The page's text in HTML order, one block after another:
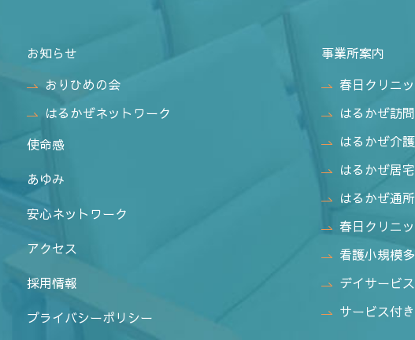
お知らせ
おりひめの会
はるかぜネットワーク
使命感
あゆみ
安心ネットワーク
アクセス
採用情報
プライバシーポリシー
事業所案内
春日クリニ
はるかぜ訪
はるかぜ介
はるかぜ居
はるかぜ通
春日クリニ
看護小規模
デイサービ
サービス付